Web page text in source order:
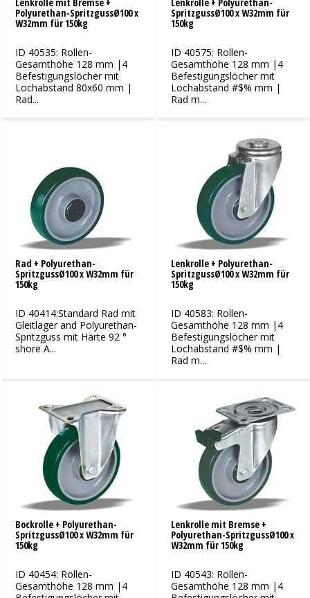
Polyurethan-SpritzgussØ100 x
W32mm für 150kg
ID 40535: Rollen-
Gesamthöhe 128 mm |4
Befestigungslöcher mit
Lochabstand 80x60 mm |
Rad...
SpritzgussØ100 x W32mm für
150kg
ID 40575: Rollen-
Gesamthöhe 128 mm |4
Befestigungslöcher mit
Lochabstand #$% mm |
Rad m...
Rad + Polyurethan-
SpritzgussØ100 x W32mm für
150kg
ID 40414:Standard Rad mit
Gleitlager and Polyurethan-
Spritzguss mit Härte 92 °
shore A...
Lenkrolle + Polyurethan-
SpritzgussØ100 x W32mm für
150kg
ID 40583: Rollen-
Gesamthöhe 128 mm |4
Befestigungslöcher mit
Lochabstand #$% mm |
Rad m...
Bockrolle + Polyurethan-
SpritzgussØ100 x W32mm für
150kg
ID 40454: Rollen-
Gesamthöhe 128 mm |4
Lenkrolle mit Bremse +
Polyurethan-SpritzgussØ100 x
W32mm für 150kg
ID 40543: Rollen-
Gesamthöhe 128 mm |4